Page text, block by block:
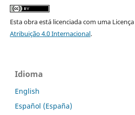
Esta obra está licenciada com uma Licença
Atribuição 4.0 Internacional.
Idioma
English
Español (España)